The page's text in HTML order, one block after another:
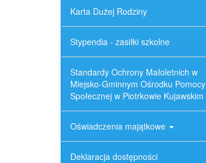
Karta Dużej Rodziny
Stypendia - zasiłki szkolne
Standardy Ochrony Małoletnich w
Miejsko-Gminnym Ośrodku Pomocy
Społecznej w Piotrkowie Kujawskim
Oświadczenia majątkowe
Deklaracja dostępności